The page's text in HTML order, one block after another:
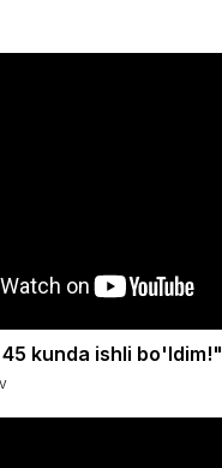
kunda ishli bo'ldim!"